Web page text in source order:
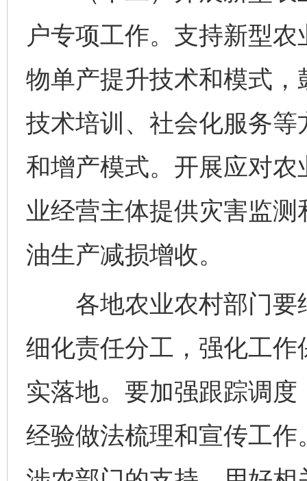
户专项工作。支持新型
物单产提升技术和模式
技术培训、社会化服务
和增产模式。开展应对
业经营主体提供灾害监
油生产减损增收。
各地农业农村部门要
细化责任分工，强化工
实落地。要加强跟踪调
经验做法梳理和宣传工
公平竞争审查“十大案例”出炉！ 一纸欠
东山县通报“牛蛙产品抗生素超标问题”